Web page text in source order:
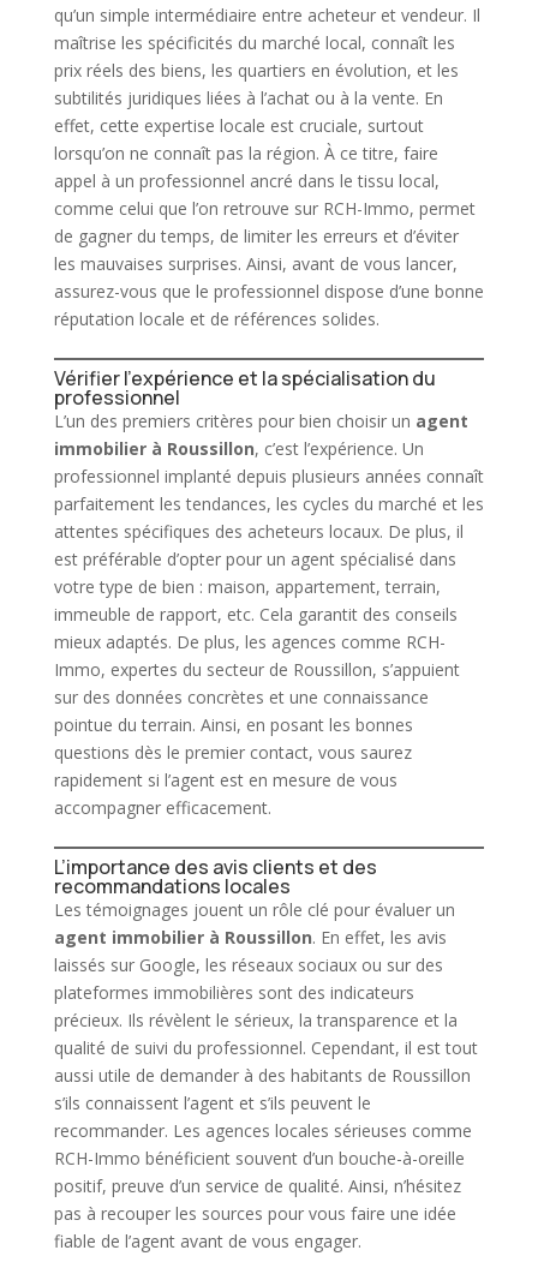
qu’un simple intermédiaire entre acheteur et vendeur. Il
maîtrise les spécificités du marché local, connaît les
prix réels des biens, les quartiers en évolution, et les
subtilités juridiques liées à l’achat ou à la vente. En
effet, cette expertise locale est cruciale, surtout
lorsqu’on ne connaît pas la région. À ce titre, faire
appel à un professionnel ancré dans le tissu local,
comme celui que l’on retrouve sur RCH-Immo, permet
de gagner du temps, de limiter les erreurs et d’éviter
les mauvaises surprises. Ainsi, avant de vous lancer,
assurez-vous que le professionnel dispose d’une bonne
réputation locale et de références solides.
Vérifier l’expérience et la spécialisation du
professionnel
L’un des premiers critères pour bien choisir un agent
immobilierà Roussillon, c’est l’expérience. Un
professionnel implanté depuis plusieurs années connaît
parfaitement les tendances, les cycles du marché et les
attentes spécifiques des acheteurs locaux. De plus, il
est préférable d’opter pour un agentspécialisé dans
votre type de bien : maison, appartement, terrain,
immeuble de rapport, etc. Cela garantit des conseils
mieux adaptés. De plus, les agences comme RCH-
Immo, expertes du secteur de Roussillon, s’appuient
sur des données concrètes et une connaissance
pointue du terrain. Ainsi, en posant les bonnes
questions dès le premier contact, vous saurez
rapidement si l’agent est en mesure de vous
accompagner efficacement.
L’importance des avis clients et des
recommandations locales
Les témoignages jouent un rôle clé pour évaluer un
agent immobilierà Roussillon. En effet, les avis
laissés sur Google, les réseaux sociaux ou sur des
plateformes immobilières sont des indicateurs
précieux. Ils révèlent le sérieux, la transparence et la
qualité de suivi du professionnel. Cependant, il est tout
aussi utile de demander à des habitants de Roussillon
s’ils connaissent l’agent et s’ils peuvent le
recommander. Les agences locales sérieuses comme
RCH-Immo bénéficient souvent d’un bouche-à-oreille
positif, preuve d’un service de qualité. Ainsi, n’hésitez
pas à recouper les sources pour vous faire une idée
fiable de l’agent avant de vous engager.